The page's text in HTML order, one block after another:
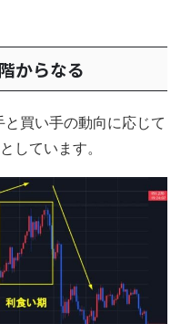
からなる
買い手の動向に応じて
しています。